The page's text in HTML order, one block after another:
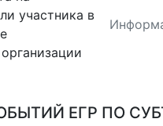
участника в
ЕГР ПО